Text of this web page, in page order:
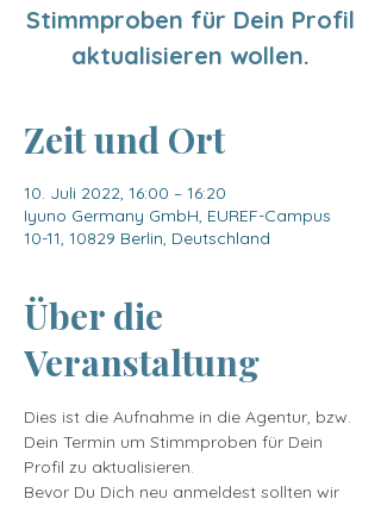
Stimmproben für Dein Profil
aktualisieren wollen.
Zeit und Ort
10. Juli 2022, 16:00 – 16:20
Iyuno Germany GmbH, EUREF-Campus
10-11, 10829 Berlin, Deutschland
Über die
Veranstaltung
Dies ist die Aufnahme in die Agentur, bzw.
Dein Termin um Stimmproben für Dein
Profil zu aktualisieren.
Bevor Du Dich neu anmeldest sollten wir